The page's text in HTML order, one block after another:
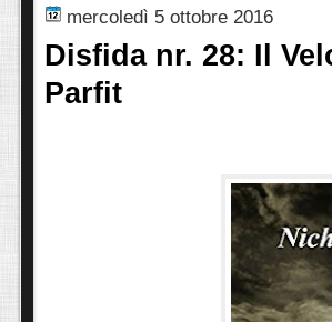
mercoledì 5 ottobre 2016
Disfida nr. 28: Il
Parfit